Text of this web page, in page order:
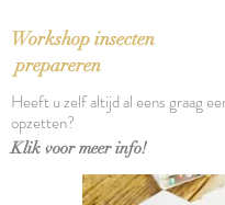
Workshop insecten
prepareren
Heeft u zelf altijd al eens graag
opzetten?
Klik voor meer info!